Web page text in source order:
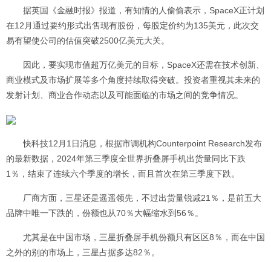
据英国《金融时报》报道，有知情的人偷偷表示，SpaceX正计划
在12月通过要约形式出售现有股份，每股定价约为135美元，此次交
易有望使公司的估值突破2500亿美元大关。
因此，要实现市值超万亿美元的目标，SpaceX还需在技术创新、
商业模式及市场扩展等多个角度持续取得突破。投资者重视其未来的
发射计划、商业合作动态以及可能面临的市场之间的竞争情况。
快科技12月1日消息，根据市调机构Counterpoint Research发布
的最新数据，2024年第三季度全世界折叠屏手机出货量同比下跌
1％，结束了连续六个季度的增长，而且首次在第三季度下跌。
厂商方面，三星还是遥遥领先，不过出货量锐减21％，是前五大
品牌中唯一下跌的，份额也从70％大幅缩水到56％。
尤其是在中国市场，三星折叠屏手机份额只有区区8％，而在中国
之外的别的市场上，三星占据多达82％。